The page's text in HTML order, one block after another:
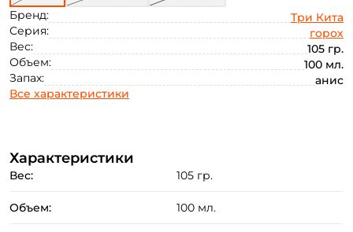
Бренд:
Три Кита
Серия:
горох
Вес:
105 гр.
Объем:
100 мл.
Запах:
анис
Все характеристики
Характеристики
Вес: 105 гр.
Объем: 100 мл.
Создать аккаунт